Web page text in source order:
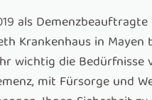
als Demenzbeauftragte
Krankenhaus in Mayen
wichtig die Bedürfnisse
mit Fürsorge und